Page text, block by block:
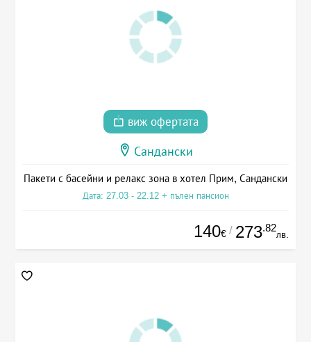
виж офертата
Сандански
Пакети с басейни и релакс зона в хотел Прим, Сандански
Дата: 27.03 - 22.12 + пълен пансион
140€ / 273.82
лв.